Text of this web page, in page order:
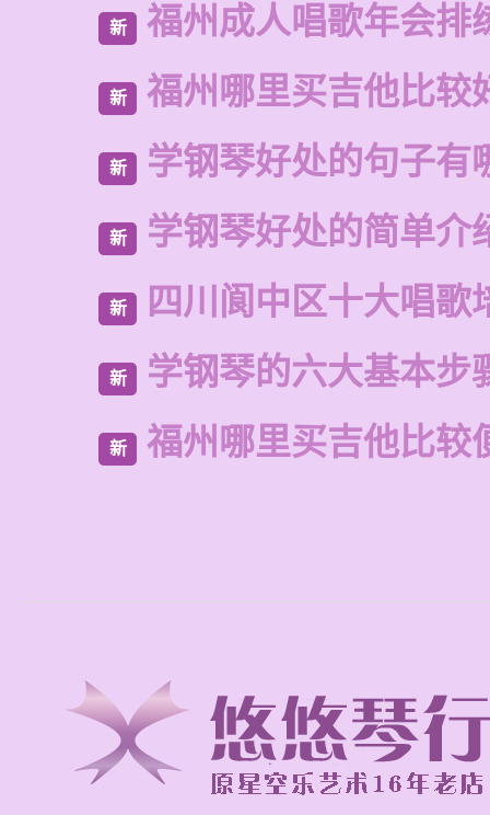
新 福州成人唱歌年会排
新 福州哪里买吉他比较
新 学钢琴好处的句子有
新 学钢琴好处的简单介
新 四川阆中区十大唱歌
新 学钢琴的六大基本步
新 福州哪里买吉他比较